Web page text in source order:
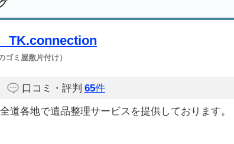
TK.connection
ゴミ屋敷片付け）
口コミ・評判 65件
道各地で遺品整理サービスを提供しております。